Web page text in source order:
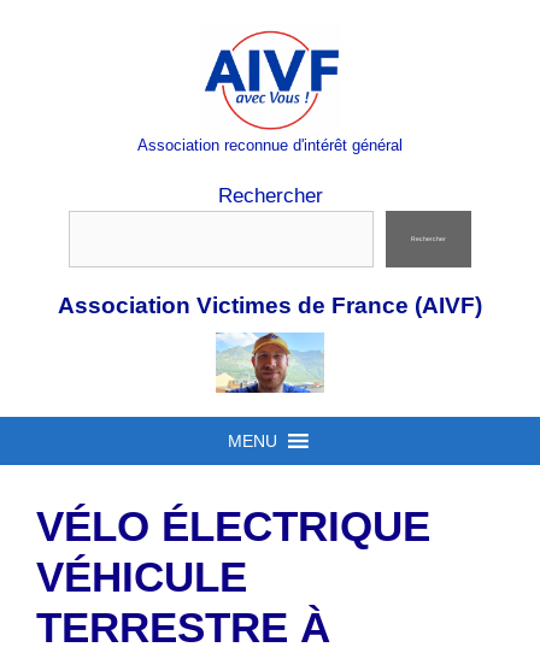
Association reconnue d'intérêt général
Rechercher
Rechercher
Association Victimes de France (AIVF)
MENU
VÉLO ÉLECTRIQUE
VÉHICULE
TERRESTRE À